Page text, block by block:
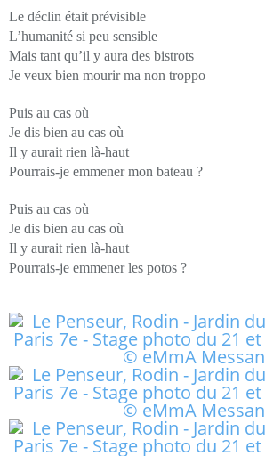
Le déclin était prévisible
L’humanité si peu sensible
Mais tant qu’il y aura des bistrots
Je veux bien mourir ma non troppo
Puis au cas où
Je dis bien au cas où
Il y aurait rien là-haut
Pourrais-je emmener mon bateau ?
Puis au cas où
Je dis bien au cas où
Il y aurait rien là-haut
Pourrais-je emmener les potos ?